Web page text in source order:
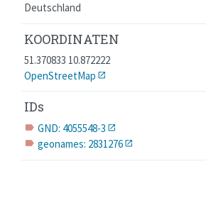
Deutschland
KOORDINATEN
51.370833 10.872222
OpenStreetMap
IDs
label GND: 4055548-3
label geonames: 2831276